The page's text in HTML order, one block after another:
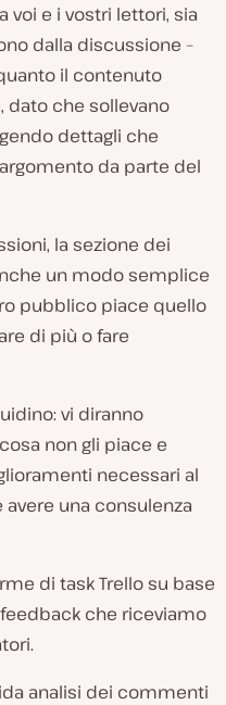
voi e i vostri lettori, sia
dalla discussione –
il contenuto
dato che sollevano
dettagli che
da parte del
la sezione dei
un modo semplice
pubblico piace quello
di più o fare
vi diranno
non gli piace e
necessari al
una consulenza
di task Trello su base
che riceviamo
analisi dei commenti